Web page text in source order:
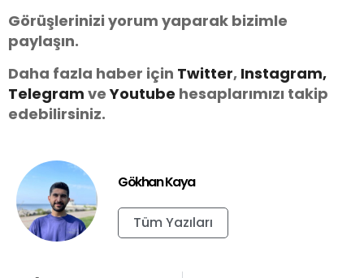
Görüşlerinizi yorum yaparak bizimle
paylaşın.
Daha fazla haber için Twitter, Instagram,
Telegram veYoutube hesaplarımızı takip
edebilirsiniz.
Gökhan Kaya
Tüm Yazıları